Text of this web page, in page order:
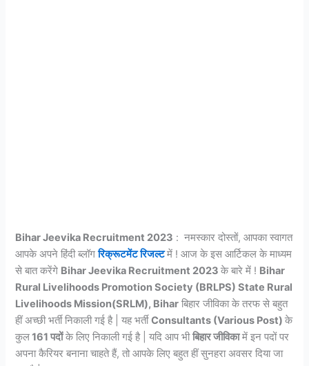
Bihar Jeevika Recruitment 2023 : नमस्कार दोस्तों, आपका स्वागत
आपके अपने हिंदी ब्लॉगरिक्रूटमेंट रिजल्टमें ! आज के इस आर्टिकल के माध्यम
से बात करेंगे Bihar Jeevika Recruitment 2023 के बारे में ! Bihar
Rural Livelihoods Promotion Society (BRLPS) State Rural
Livelihoods Mission(SRLM), Bihar बिहार जीविका के तरफ से बहुत
हीं अच्छी भर्ती निकाली गई है | यह भर्तीConsultants (Various Post)के
कुल161 पदोंके लिए निकाली गई है | यदि आप भीबिहार जीविकामें इन पदों पर
अपना कैरियर बनाना चाहते हैं, तो आपके लिए बहुत हीं सुनहरा अवसर दिया जा